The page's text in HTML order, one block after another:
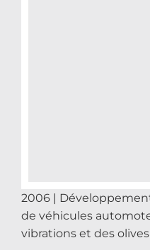
2006 |
de véhicules
vibrations et des